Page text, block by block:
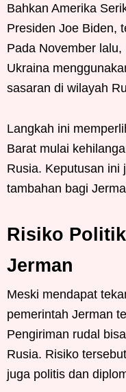
Bahkan Amerika
Presiden Joe Biden,
Pada November
Ukraina
sasaran di wilayah
Langkah ini
Barat mulai
Rusia. Keputusan ini
tambahan bagi
Risiko
Jerman
Meski mendapat
pemerintah Jerman
Pengiriman rudal
Rusia. Risiko
juga politis dan